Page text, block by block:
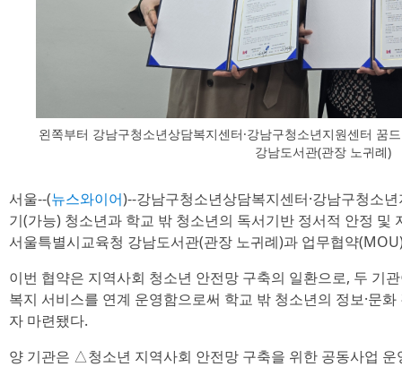
왼쪽부터 강남구청소년상담복지센터·강남구청소년지원센터 꿈
강남도서관(관장 노귀례)
서울--(뉴스와이어)--강남구청소년상담복지센터·강남구청소
기(가능) 청소년과 학교 밖 청소년의 독서기반 정서적 안정 및
서울특별시교육청 강남도서관(관장 노귀례)과 업무협약
이번 협약은 지역사회 청소년 안전망 구축의 일환으로, 두 기
복지 서비스를 연계 운영함으로써 학교 밖 청소년의 정보·문
자 마련됐다.
양 기관은 △청소년 지역사회 안전망 구축을 위한 공동사업